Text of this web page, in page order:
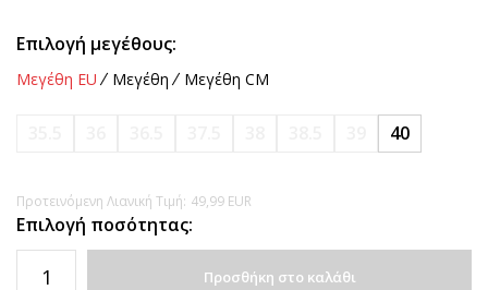
Επιλογή μεγέθους:
Μεγέθη EU Μεγέθη Μεγέθη CM
40
Προτεινόμενη Λιανική Τιμή: 49,99 EUR
Επιλογή ποσότητας:
Προσθήκη στο καλάθι